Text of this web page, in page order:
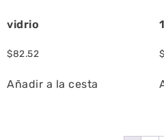
vidrio
$82.52
Añadir a la cesta
$